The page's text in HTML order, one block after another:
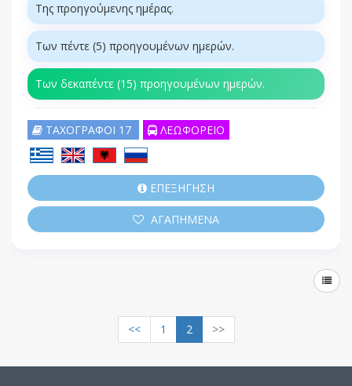
Της προηγούμενης ημέρας.
Των πέντε (5) προηγουμένων ημερών.
Των δεκαπέντε (15) προηγουμένων ημερών.
ΤΑΧΟΓΡΑΦΟΙ 17 ΛΕΩΦΟΡΕΙΟ
ΕΠΕΞΗΓΗΣΗ
ΑΓΑΠΗΜΕΝΑ
<< 1 2 >>